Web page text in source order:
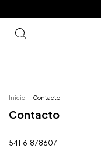
Inicio Contacto
Contacto
541161878607